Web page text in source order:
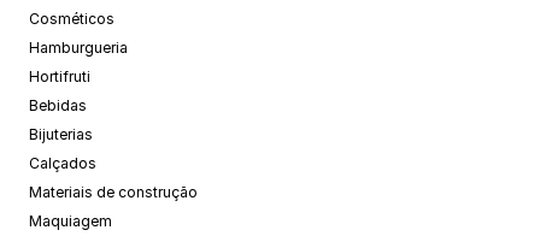
Cosméticos
Hamburgueria
Hortifruti
Bebidas
Bijuterias
Calçados
Materiais de construção
Maquiagem